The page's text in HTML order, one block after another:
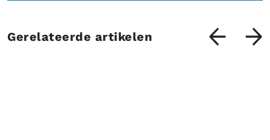
Gerelateerde artikelen